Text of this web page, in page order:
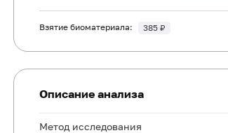
Взятие биоматериала: 385 ₽
Описание анализа
Метод исследования